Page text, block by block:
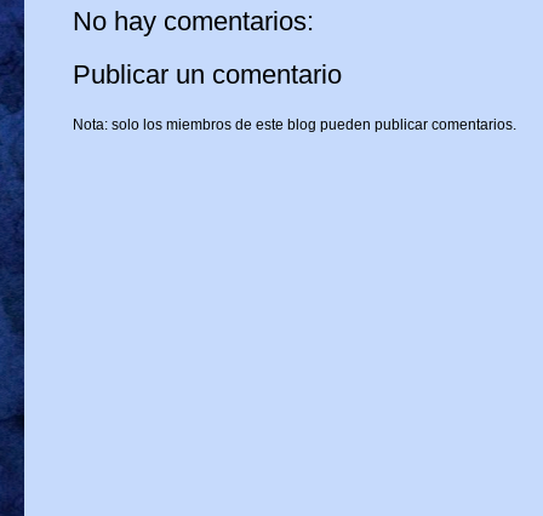
No hay comentarios:
Publicar un comentario
Nota: solo los miembros de este blog pueden publicar comentarios.